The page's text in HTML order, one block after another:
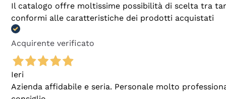
Il catalogo offre moltissime possibilità di scelta tra
conformi alle caratteristiche dei prodotti acquistati
Acquirente verificato
Ieri
Azienda affidabile e seria. Personale molto